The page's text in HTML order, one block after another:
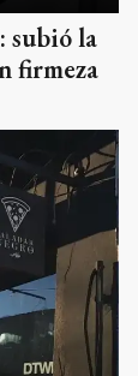
subió la
firmeza